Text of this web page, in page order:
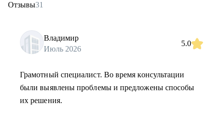
Отзывы31
Владимир
Июль 2026
5.0
Грамотный специалист. Во время консультации
были выявлены проблемы и предложены способы
их решения.